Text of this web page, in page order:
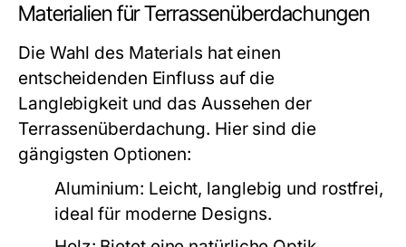
Materialien für Terrassenüberdachungen
Die Wahl des Materials hat einen
entscheidenden Einfluss auf die
Langlebigkeit und das Aussehen der
Terrassenüberdachung. Hier sind die
gängigsten Optionen:
Aluminium: Leicht, langlebig und rostfrei,
ideal für moderne Designs.